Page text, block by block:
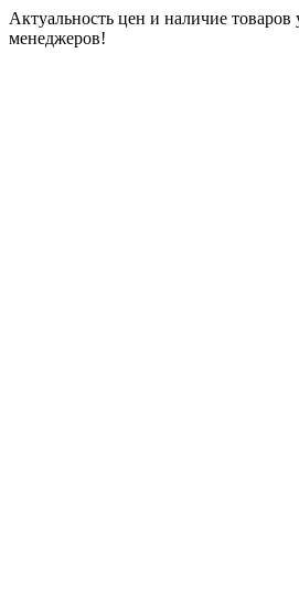
Актуальность цен и наличие товаров
менеджеров!